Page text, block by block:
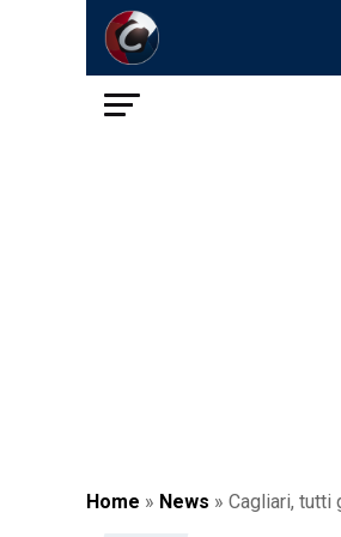
Home » News » Cagliari, tutti